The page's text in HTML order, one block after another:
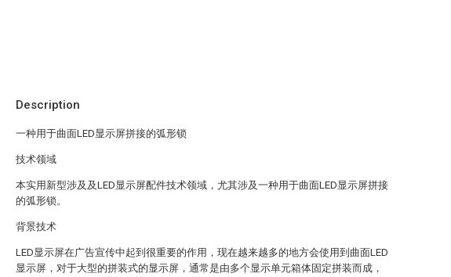
Description
一种用于曲面LED显示屏拼接的弧形锁
技术领域
本实用新型涉及及LED显示屏配件技术领域，尤其涉及一种用于曲面LED显示屏拼接
的弧形锁。
背景技术
LED显示屏在广告宣传中起到很重要的作用，现在越来越多的地方会使用到曲面LED
显示屏，对于大型的拼装式的显示屏，通常是由多个显示单元箱体固定拼装而成，